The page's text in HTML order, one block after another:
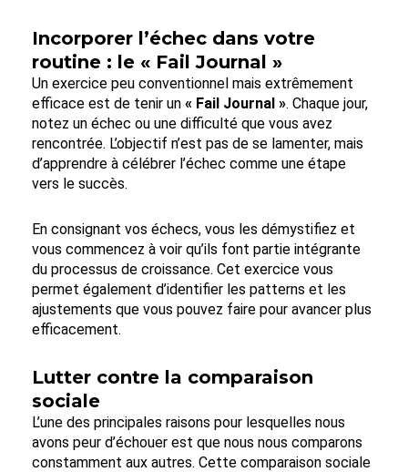
Incorporer l’échec dans votre
routine : le « Fail Journal »
Un exercice peu conventionnel mais extrêmement
efficace est de tenir un « Fail Journal ». Chaque jour,
notez un échec ou une difficulté que vous avez
rencontrée. L’objectif n’est pas de se lamenter, mais
d’apprendre à célébrer l’échec comme une étape
vers le succès.
En consignant vos échecs, vous les démystifiez et
vous commencez à voir qu’ils font partie intégrante
du processus de croissance. Cet exercice vous
permet également d’identifier les patterns et les
ajustements que vous pouvez faire pour avancer plus
efficacement.
Lutter contre la comparaison
sociale
L’une des principales raisons pour lesquelles nous
avons peur d’échouer est que nous nous comparons
constamment aux autres. Cette comparaison sociale